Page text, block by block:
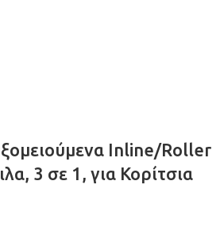
Inline/Roller
3 σε 1, για Κορίτσια